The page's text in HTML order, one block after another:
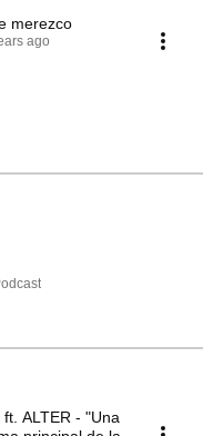
merezco
ago
ALTER - "Una